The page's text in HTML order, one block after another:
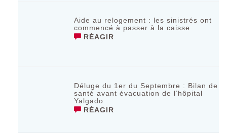
Aide au relogement : les sinistrés ont
commencé à passer à la caisse
RÉAGIR
Déluge du 1er du Septembre : Bilan de
santé avant évacuation de l’hôpital
Yalgado
RÉAGIR